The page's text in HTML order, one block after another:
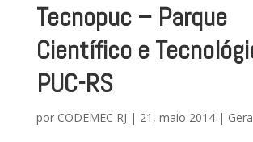
Tecnopuc – Parque
Científico e
PUC-RS
por CODEMEC RJ | 21, maio 2014|